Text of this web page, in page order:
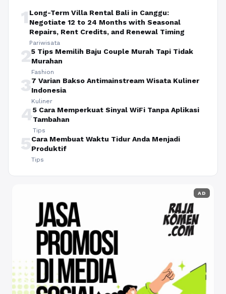
1 Long-Term Villa Rental Bali in Canggu:
Negotiate 12 to 24 Months with Seasonal
Repairs, Rent Credits, and Renewal Timing
Pariwisata
25 Tips Memilih Baju Couple Murah Tapi Tidak
Murahan
Fashion
37 Varian Bakso Antimainstream Wisata Kuliner
Indonesia
Kuliner
45 Cara Memperkuat Sinyal WiFi Tanpa Aplikasi
Tambahan
Tips
5Cara Membuat Waktu Tidur Anda Menjadi
Produktif
Tips
AD